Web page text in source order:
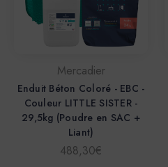
Mercadier
Enduit Béton Coloré - EBC -
Couleur LITTLE SISTER -
29,5kg (Poudre en SAC +
Liant)
488,30€